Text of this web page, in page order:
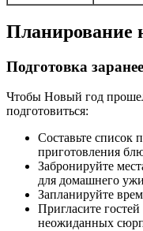
Планирование
Подготовка заранее
Чтобы Новый год прошел
подготовиться:
Составьте список
приготовления
Забронируйте
для домашнего
Запланируйте
Пригласите
неожиданных